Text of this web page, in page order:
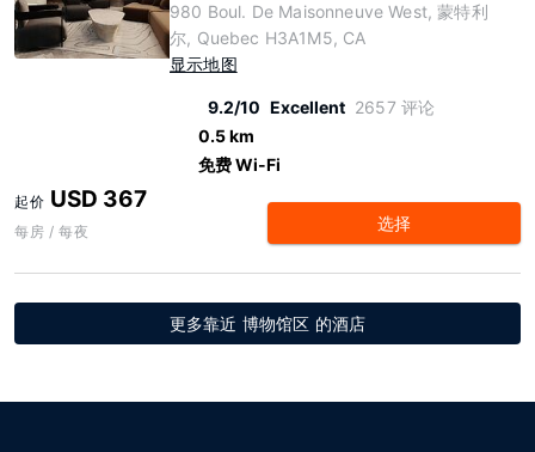
980 Boul. De Maisonneuve West, 蒙特利
尔, Quebec H3A1M5, CA
显示地图
9.2/10 Excellent 2657 评论
0.5 km
免费 Wi-Fi
起价 USD 367
每房 / 每夜 选择
更多靠近 博物馆区 的酒店